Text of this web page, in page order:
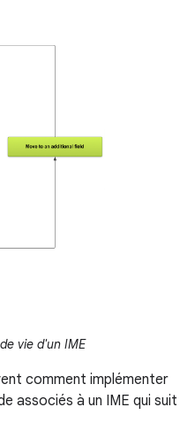
vie d'un IME
comment implémenter
associés à un IME qui suit